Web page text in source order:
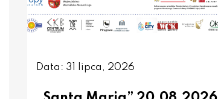
Data: 31 lipca, 2026